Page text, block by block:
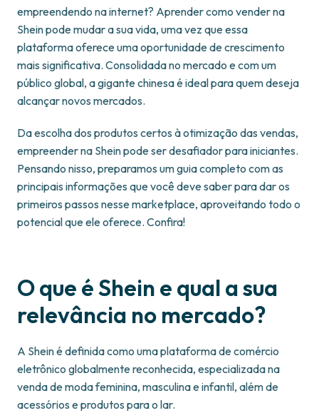
empreendendo na internet? Aprender como vender na
Shein pode mudar a sua vida, uma vez que essa
plataforma oferece uma oportunidade de crescimento
mais significativa. Consolidada no mercado e com um
público global, a gigante chinesa é ideal para quem deseja
alcançar novos mercados.
Da escolha dos produtos certos à otimização das vendas,
empreender na Shein pode ser desafiador para iniciantes.
Pensando nisso, preparamos um guia completo com as
principais informações que você deve saber para dar os
primeiros passos nesse marketplace, aproveitando todo o
potencial que ele oferece. Confira!
O que é Shein e qual a sua
relevância no mercado?
A Shein é definida como uma plataforma de comércio
eletrônico globalmente reconhecida, especializada na
venda de moda feminina, masculina e infantil, além de
acessórios e produtos para o lar.